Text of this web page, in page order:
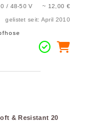
0 / 48-50 V ~ 12,00 €
gelistet seit: April 2010
& Resistant 20